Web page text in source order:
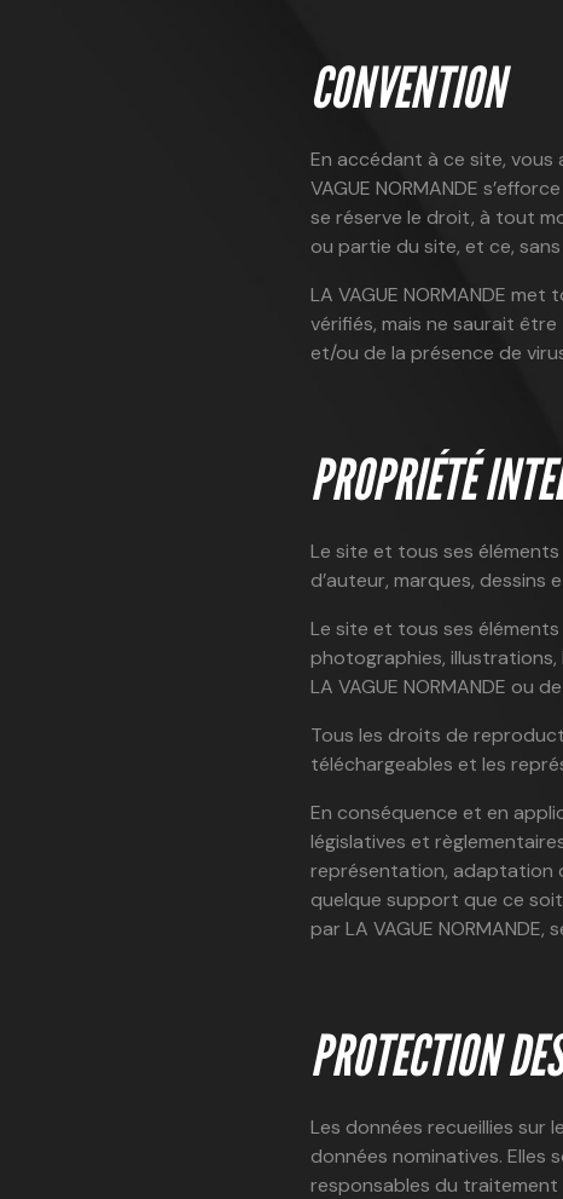
CONVENTION
En accédant à ce site,
VAGUE NORMANDE
se réserve le droit, à tout
ou partie du site, et ce,
LA VAGUE NORMANDE
vérifiés, mais ne saurait
et/ou de la présence de
PROPRIÉTÉ
Le site et tous ses
d’auteur, marques,
Le site et tous ses
photographies, illustrations,
LA VAGUE NORMANDE ou
Tous les droits de
téléchargeables et les
En conséquence et en
législatives et
représentation, adaptation
quelque support que ce
par LA VAGUE
PROTECTION
Les données recueillies sur
données nominatives. Elles
responsables du traitement